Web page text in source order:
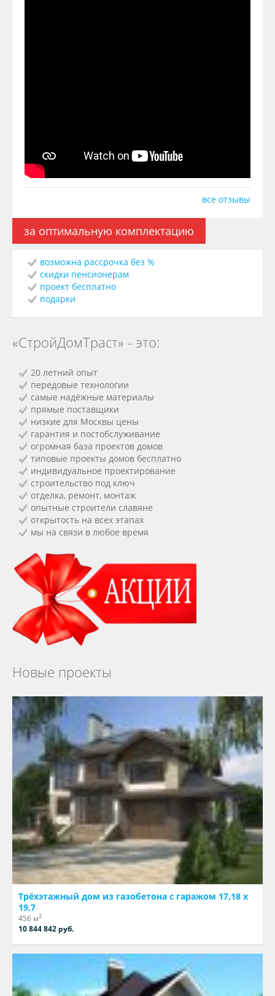
все отзывы
за оптимальную комплектацию
возможна рассрочка без %
скидки пенсионерам
проект бесплатно
подарки
«СтройДомТраст» - это:
20 летний опыт
передовые технологии
самые надёжные материалы
прямые поставщики
низкие для Москвы цены
гарантия и постобслуживание
огромная база проектов домов
типовые проекты домов бесплатно
индивидуальное проектирование
строительство под ключ
отделка, ремонт, монтаж
опытные строители славяне
открытость на всех этапах
мы на связи в любое время
Новые проекты
Трёхэтажный дом из газобетона с гаражом 17,18 х
19,7
456 м2
10 844 842 руб.